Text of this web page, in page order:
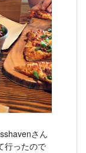
さん
行ったので